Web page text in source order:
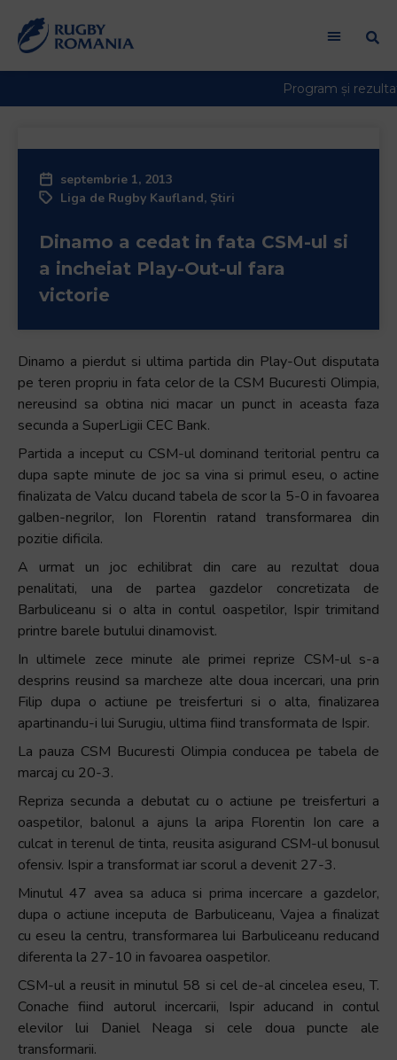
septembrie 1, 2013
Liga de Rugby Kaufland, Știri
Dinamo a cedat in fata CSM-ul si
a incheiat Play-Out-ul fara
victorie
Dinamo a pierdut si ultima partida din Play-Out disputata
pe teren propriu in fata celor de la CSM Bucuresti Olimpia,
nereusind sa obtina nici macar un punct in aceasta faza
secunda a SuperLigii CEC Bank.
Partida a inceput cu CSM-ul dominand teritorial pentru ca
dupa sapte minute de joc sa vina si primul eseu, o actine
finalizata de Valcu ducand tabela de scor la 5-0 in favoarea
galben-negrilor, Ion Florentin ratand transformarea din
pozitie dificila.
A urmat un joc echilibrat din care au rezultat doua
penalitati, una de partea gazdelor concretizata de
Barbuliceanu si o alta in contul oaspetilor, Ispir trimitand
printre barele butului dinamovist.
In ultimele zece minute ale primei reprize CSM-ul s-a
desprins reusind sa marcheze alte doua incercari, una prin
Filip dupa o actiune pe treisferturi si o alta, finalizarea
apartinandu-i lui Surugiu, ultima fiind transformata de Ispir.
La pauza CSM Bucuresti Olimpia conducea pe tabela de
marcaj cu 20-3.
Repriza secunda a debutat cu o actiune pe treisferturi a
oaspetilor, balonul a ajuns la aripa Florentin Ion care a
culcat in terenul de tinta, reusita asigurand CSM-ul bonusul
ofensiv. Ispir a transformat iar scorul a devenit 27-3.
Minutul 47 avea sa aduca si prima incercare a gazdelor,
dupa o actiune inceputa de Barbuliceanu, Vajea a finalizat
cu eseu la centru, transformarea lui Barbuliceanu reducand
diferenta la 27-10 in favoarea oaspetilor.
CSM-ul a reusit in minutul 58 si cel de-al cincelea eseu, T.
Conache fiind autorul incercarii, Ispir aducand in contul
elevilor lui Daniel Neaga si cele doua puncte ale
transformarii.